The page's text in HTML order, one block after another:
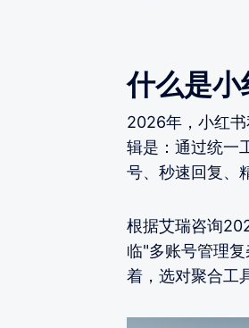
什么是小
2026年，小红
辑是：通过统一
号、秒速回复、
根据艾瑞咨询
临"多账号管理
着，选对聚合工